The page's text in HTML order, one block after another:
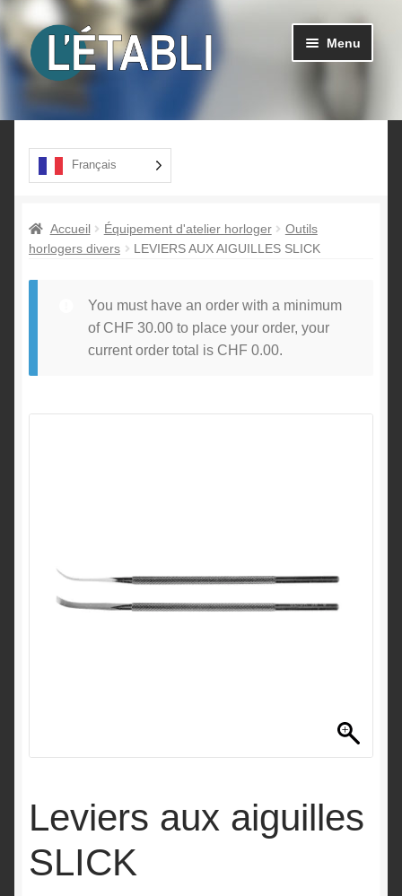
Aller
à
Aller
au
contenu
Menu
Produits
le
A propos
Français
Accueil Équipement d'atelier horloger
Outils
horlogers divers
LEVIERS AUX AIGUILLES SLICK
You must have an order with a minimum
of CHF 30.00to place your order, your
current order total is CHF 0.00.
Leviers aux aiguilles
SLICK